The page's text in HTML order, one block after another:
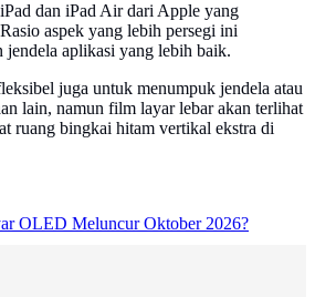
dan iPad Air dari Apple yang
aspek yang lebih persegi ini
jendela aplikasi yang lebih baik.
juga untuk menumpuk jendela atau
lain, namun film layar lebar akan terlihat
ruang bingkai hitam vertikal ekstra di
OLED Meluncur Oktober 2026?